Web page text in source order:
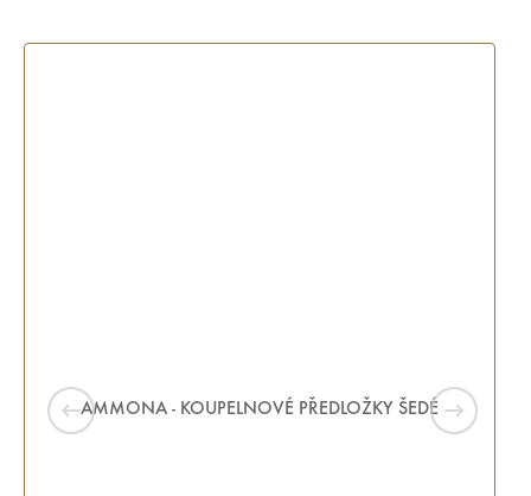
AMMONA - KOUPELNOVÉ PŘEDLOŽKY ŠEDÉ